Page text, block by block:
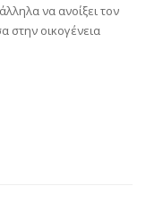
να ανοίξει τον
οικογένεια